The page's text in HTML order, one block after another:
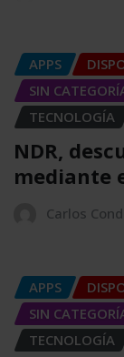
APPS
SIN
TECNOLOGÍA
NDR,
mediante
Carlos
APPS
SIN
TECNOLOGÍA